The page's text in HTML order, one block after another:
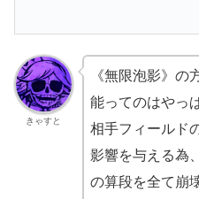
きゃすと
《無限泡影》の
能ってのはやっ
相手フィールド
影響を与える為
の算段を全て崩